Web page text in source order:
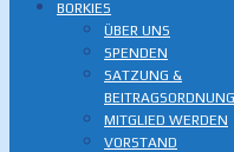
BORKIES
ÜBER UNS
SPENDEN
SATZUNG &
BEITRAGSORDNUNG
MITGLIED WERDEN
VORSTAND